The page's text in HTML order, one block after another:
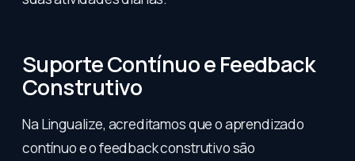
Suporte Contínuo e Feedback
Construtivo
Na Lingualize, acreditamos que o aprendizado
contínuo e o feedback construtivo são